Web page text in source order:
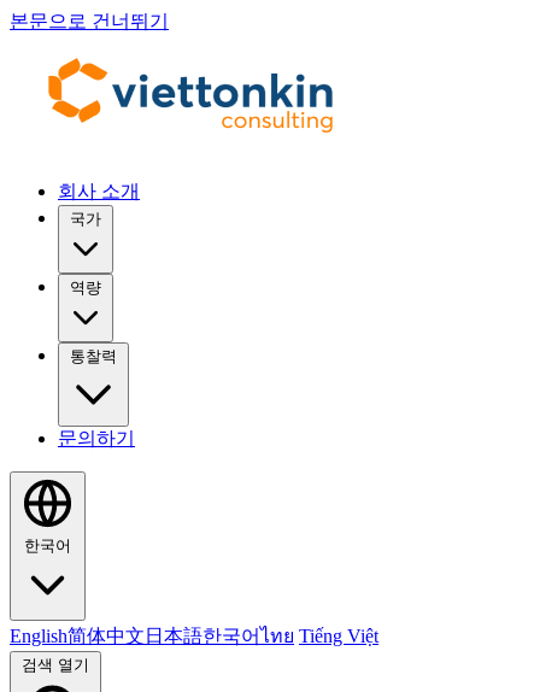
본문으로 건너뛰기
회사 소개
국가
역량
통찰력
문의하기
한국어
English简体中文 日本語한국어ไทย Tiếng Việt
검색 열기